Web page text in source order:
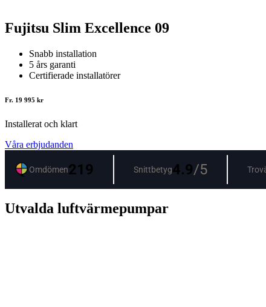
Fujitsu Slim Excellence 09
Snabb installation
5 års garanti
Certifierade installatörer
Fr. 19 995 kr
Installerat och klart
Våra erbjudanden
Utvalda luftvärmepumpar